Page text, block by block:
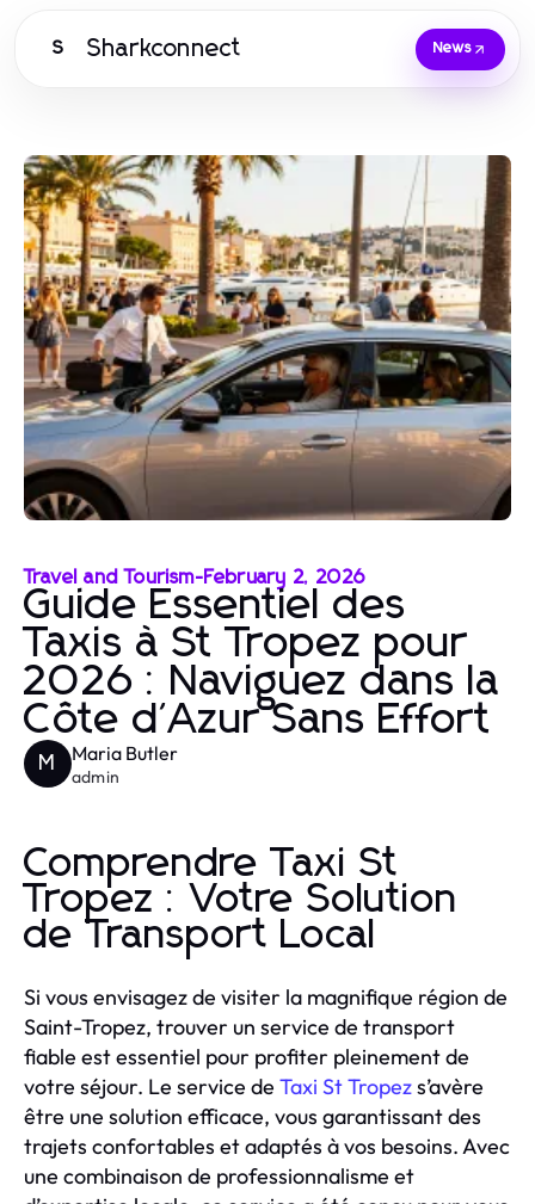
S Sharkconnect News
Travel and Tourism-February 2, 2026
Guide Essentiel des
Taxis à St Tropez pour
2026 : Naviguez dans la
Côte d'Azur Sans Effort
M Maria Butler
admin
Comprendre Taxi St
Tropez : Votre Solution
de Transport Local
Si vous envisagez de visiter la magnifique région de
Saint-Tropez, trouver un service de transport
fiable est essentiel pour profiter pleinement de
votre séjour. Le service de Taxi St Tropezs’avère
être une solution efficace, vous garantissant des
trajets confortables et adaptés à vos besoins. Avec
une combinaison de professionnalisme et